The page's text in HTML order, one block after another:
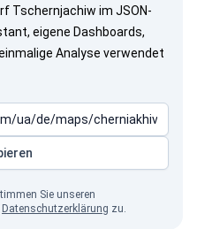
Tschernjachiw im JSON-
eigene Dashboards,
Analyse verwendet
Sie unseren
Datenschutzerklärung zu.